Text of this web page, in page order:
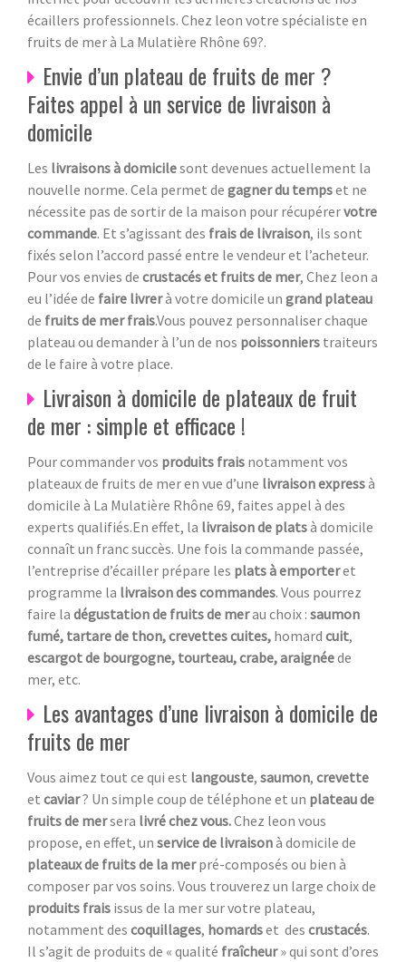
écaillers professionnels. Chez leon votre spécialiste en
fruits de mer à La Mulatière Rhône 69?.
Envie d’un plateau de fruits de mer ?
Faites appel à un service de livraison à
domicile
Les livraisons à domicilesont devenues actuellement la
nouvelle norme. Cela permet de gagner du tempset ne
nécessite pas de sortir de la maison pour récupérervotre
commande. Et s’agissant des frais de livraison, ils sont
fixés selon l’accord passé entre le vendeur et l’acheteur.
Pour vos envies de crustacés et fruits de mer, Chez leon a
eu l’idée de faire livrerà votre domicile un grand plateau
de fruits de mer frais.Vous pouvez personnaliser chaque
plateau ou demander à l’un de nos poissonniers traiteurs
de le faire à votre place.
Livraison à domicile de plateaux de fruit
de mer : simple et efficace !
Pour commander vos produits frais notamment vos
plateaux de fruits de mer en vue d’une livraison expressà
domicile à La Mulatière Rhône 69, faites appel à des
experts qualifiés.En effet, la livraison de platsà domicile
connaît un franc succès. Une fois la commande passée,
l’entreprise d’écailler prépare les plats à emporteret
programme la livraison des commandes. Vous pourrez
faire la dégustation de fruits de merau choix : saumon
fumé, tartare de thon, crevettes cuites, homard cuit,
escargot de bourgogne, tourteau, crabe, araignéede
mer, etc.
Les avantages d’une livraison à domicile de
fruits de mer
Vous aimez tout ce qui est langouste, saumon, crevette
et caviar? Un simple coup de téléphone et un plateau de
fruits de mersera livré chez vous.Chez leon vous
propose, en effet, un service de livraisonà domicile de
plateaux de fruits de la merpré-composés ou bien à
composer par vos soins. Vous trouverez un large choix de
produits frais issus de la mer sur votre plateau,
notamment des coquillages, homardset des crustacés.
Il s’agit de produits de « qualité fraîcheur» qui sont d’ores